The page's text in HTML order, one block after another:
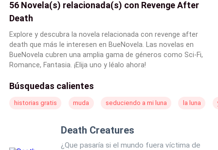
56 Novela(s) relacionada(s) con Revenge After
Death
Explore y descubra la novela relacionada con revenge after
death que más le interesen en BueNovela. Las novelas en
BueNovela cubren una amplia gama de géneros como Sci-Fi,
Romance, Fantasia. ¡Elija uno y léalo ahora!
Búsquedas calientes
historias gratis muda seduciendo a mi luna la luna
Death Creatures
¿Que pasaría si el mundo fuera víctima de